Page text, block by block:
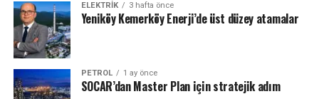
ELEKTRİK 3 hafta önce
Yeniköy Kemerköy Enerji’de üst düzey atamalar
PETROL 1 ay önce
SOCAR’dan Master Plan için stratejik adım